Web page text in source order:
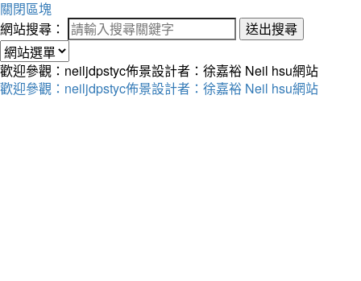
關閉區塊
網站搜尋：
送出搜尋
歡迎參觀：neiljdpstyc佈景設計者：徐嘉裕 Neil hsu網站
歡迎參觀：neiljdpstyc佈景設計者：徐嘉裕 Neil hsu網站